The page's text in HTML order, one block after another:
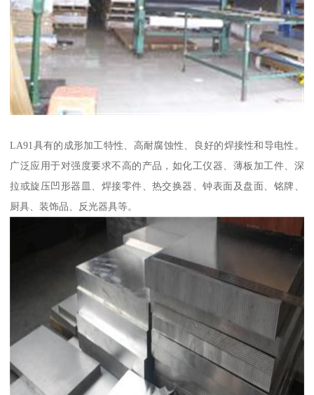
LA91具有的成形加工特性、高耐腐蚀性、良好的焊接性和导电性。
广泛应用于对强度要求不高的产品，如化工仪器、薄板加工件、深
拉或旋压凹形器皿、焊接零件、热交换器、钟表面及盘面、铭牌、
厨具、装饰品、反光器具等。